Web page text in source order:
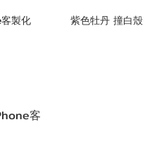
紫色牡丹 撞白殼 - (訂